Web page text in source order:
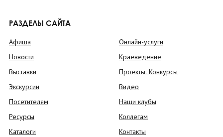
РАЗДЕЛЫ САЙТА
Афиша
Новости
Выставки
Экскурсии
Посетителям
Ресурсы
Каталоги
Онлайн-услуги
Краеведение
Проекты. Конкурсы
Видео
Наши клубы
Коллегам
Контакты